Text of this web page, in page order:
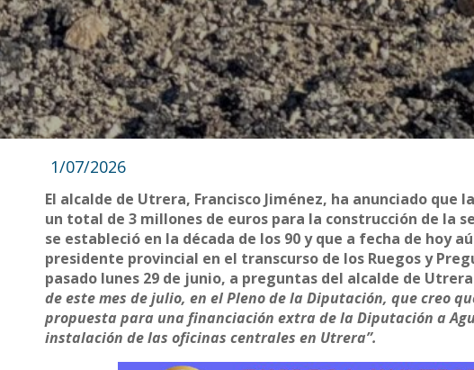
1/07/2026
El alcalde de Utrera, Francisco Jiménez, ha anunciado
un total de 3 millones de euros para la construcción de la
se estableció en la década de los 90 y que a fecha de hoy
presidente provincial en el transcurso de los Ruegos y
pasado lunes 29 de junio, a preguntas del alcalde de
de este mes de julio, en el Pleno de la Diputación, que creo
propuesta para una financiación extra de la Diputación a
instalación de las oficinas centrales en Utrera”.